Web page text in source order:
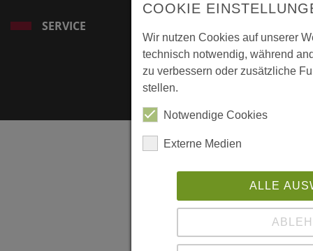
SERVICE
COOKIE
Wir nutzen Cookies auf unserer
technisch notwendig, während
zu verbessern oder zusätzliche
stellen.
Notwendige Cookies
Externe Medien
ALLE